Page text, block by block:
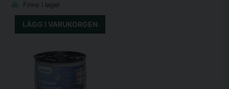
Finns i lager
LÄGG I VARUKORGEN